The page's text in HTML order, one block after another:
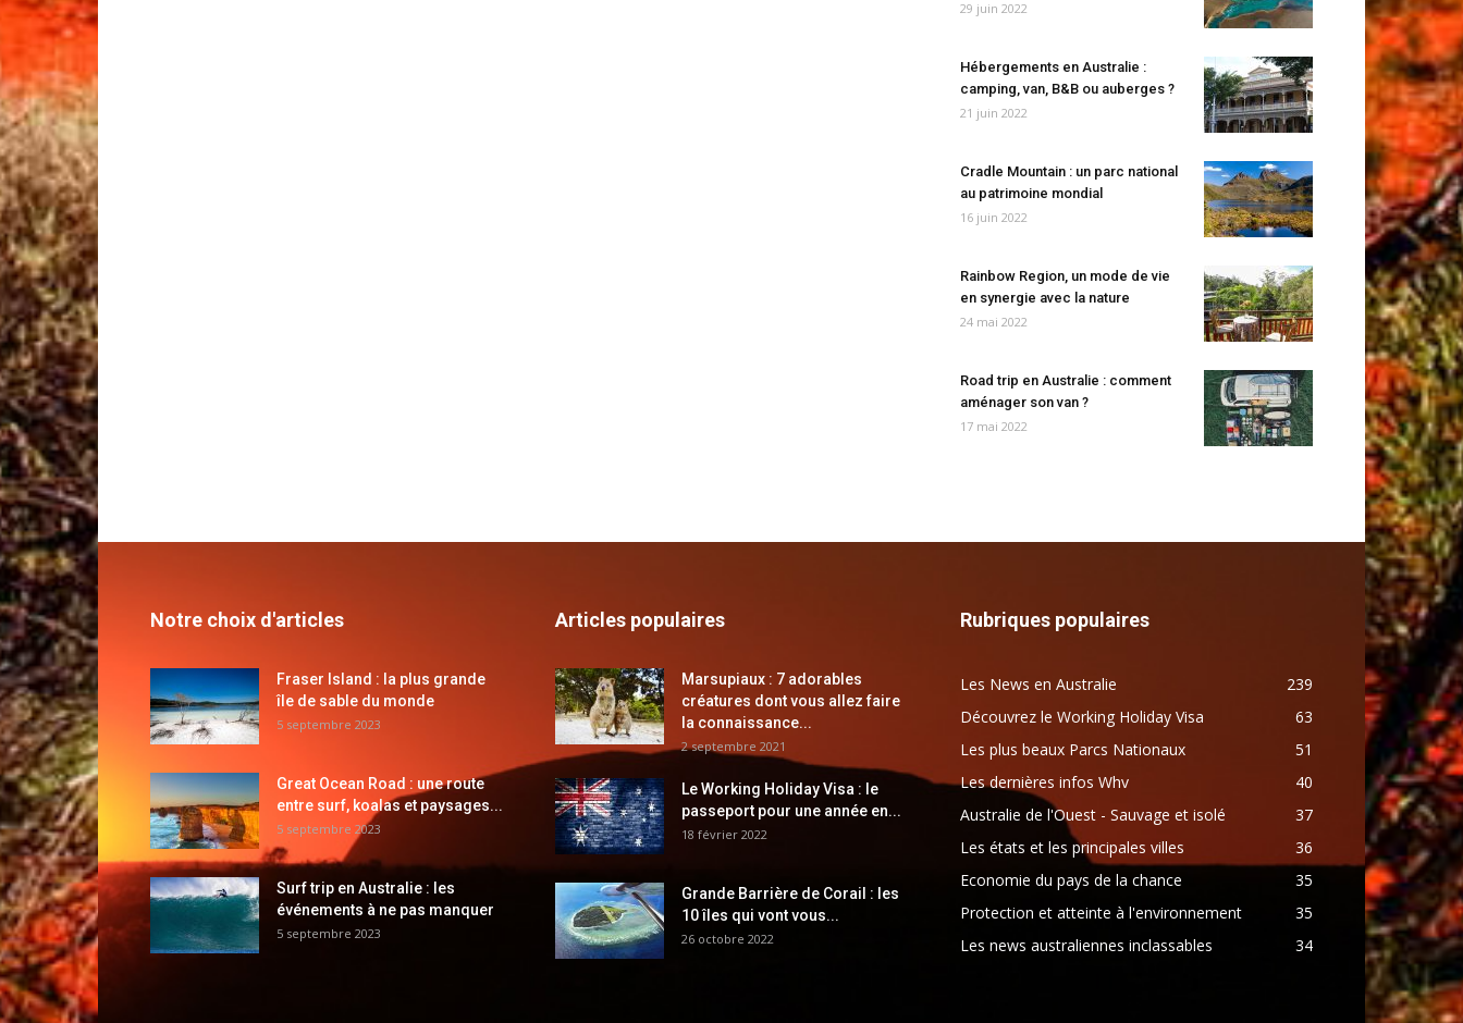
29 juin 2022
Hébergements en Australie :
camping, van, B&B ou auberges ?
21 juin 2022
Cradle Mountain : un parc national
au patrimoine mondial
16 juin 2022
Rainbow Region, un mode de vie
en synergie avec la nature
24 mai 2022
Road trip en Australie : comment
aménager son van ?
17 mai 2022
Notre choix d'articles
Fraser Island : la plus grande
île de sable du monde
5 septembre 2023
Great Ocean Road : une route
entre surf, koalas et paysages...
5 septembre 2023
Surf trip en Australie : les
événements à ne pas manquer
5 septembre 2023
Articles populaires
Marsupiaux : 7 adorables
créatures dont vous allez faire
la connaissance...
2 septembre 2021
Le Working Holiday Visa : le
passeport pour une année en...
18 février 2022
Grande Barrière de Corail : les
10 îles qui vont vous...
26 octobre 2022
Rubriques populaires
Les News en Australie
239
Découvrez le Working Holiday Visa
63
Les plus beaux Parcs Nationaux
51
Les dernières infos Whv
40
Australie de l'Ouest - Sauvage et isolé
37
Les états et les principales villes
36
Economie du pays de la chance
35
Protection et atteinte à l'environnement
35
Les news australiennes inclassables
34